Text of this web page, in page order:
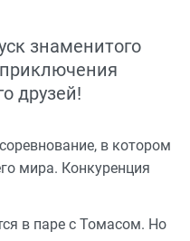
знаменитого
друзей!
в котором
мира. Конкуренция
в паре с Томасом. Но